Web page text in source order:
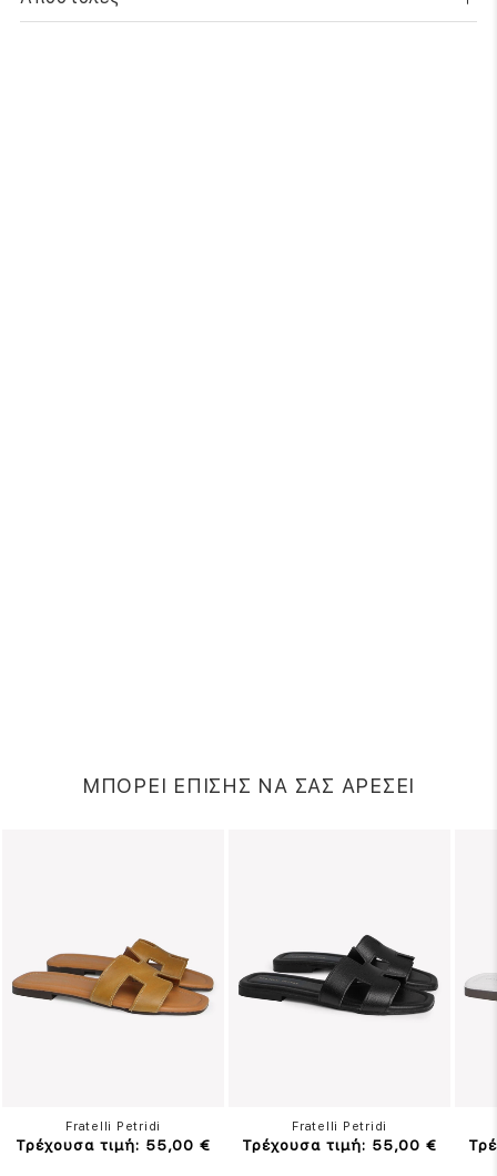
ΜΠΟΡΕΙ ΕΠΙΣΗΣ ΝΑ ΣΑΣ ΑΡΕΣΕΙ
Fratelli Petridi
Τρέχουσα τιμή: 55,00 €
Fratelli Petridi
Τρέχουσα τιμή: 55,00 €